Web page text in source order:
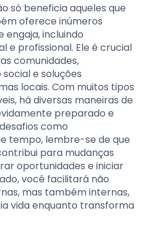
só beneficia aqueles que
oferece inúmeros
engaja, incluindo
e profissional. Ele é crucial
comunidades,
e soluções
locais. Com muitos tipos
há diversas maneiras de
preparado e
como
tempo, lembre-se de que
para mudanças
oportunidades e iniciar
você facilitará não
mas também internas,
vida enquanto transforma